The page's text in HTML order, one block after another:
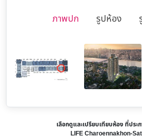
ภาพปก รูปห้อง
เลือกดูและเปรียบเทียบห้อง ที่ประ
LIFE Charoennakhon-